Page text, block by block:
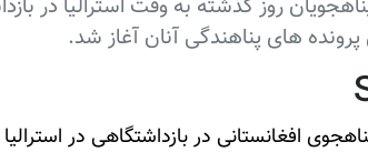
روز گذشته به وقت استرالیا در
های پناهندگی آنان آغاز شد.
افغانستانی در بازداشتگاهی در